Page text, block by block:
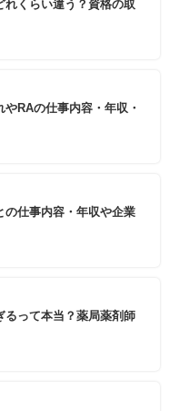
くらい違う？資格の取
RAの仕事内容・年収・
の仕事内容・年収や企業
るって本当？薬局薬剤師